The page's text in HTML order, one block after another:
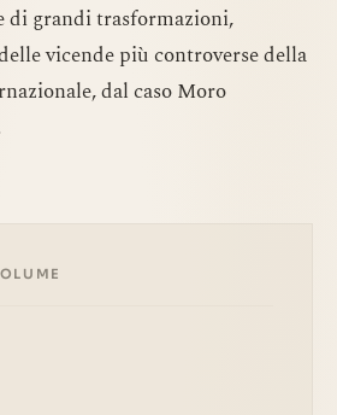
di grandi trasformazioni,
vicende più controverse della
dal caso Moro